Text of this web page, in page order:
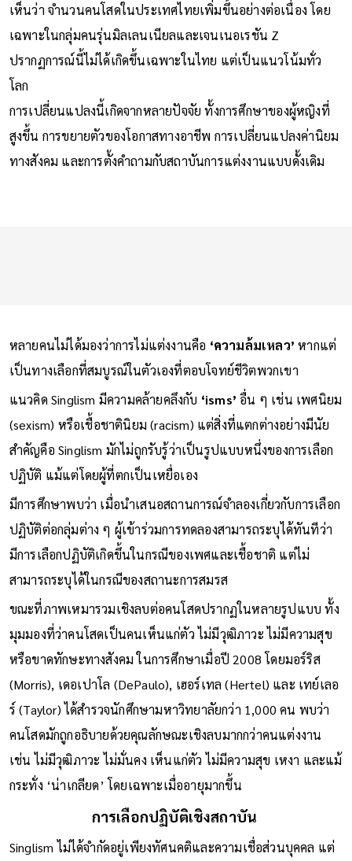
เห็นว่า จำนวนคนโสดในประเทศไทยเพิ่มขึ้นอย่างต่อเนื่อง โดย
เฉพาะในกลุ่มคนรุ่นมิลเลนเนียลและเจนเนอเรชัน Z
ปรากฏการณ์นี้ไม่ได้เกิดขึ้นเฉพาะในไทย แต่เป็นแนวโน้มทั่ว
โลก
การเปลี่ยนแปลงนี้เกิดจากหลายปัจจัย ทั้งการศึกษาของผู้หญิงที่
สูงขึ้น การขยายตัวของโอกาสทางอาชีพ การเปลี่ยนแปลงค่านิยม
ทางสังคม และการตั้งคำถามกับสถาบันการแต่งงานแบบดั้งเดิม
หลายคนไม่ได้มองว่าการไม่แต่งงานคือ ‘ความล้มเหลว’ หากแต่
เป็นทางเลือกที่สมบูรณ์ในตัวเองที่ตอบโจทย์ชีวิตพวกเขา
แนวคิด Singlism มีความคล้ายคลึงกับ ‘isms’ อื่น ๆ เช่น เพศนิยม
(sexism) หรือเชื้อชาตินิยม (racism) แต่สิ่งที่แตกต่างอย่างมีนัย
สำคัญคือ Singlism มักไม่ถูกรับรู้ว่าเป็นรูปแบบหนึ่งของการเลือก
ปฏิบัติ แม้แต่โดยผู้ที่ตกเป็นเหยื่อเอง
มีการศึกษาพบว่า เมื่อนำเสนอสถานการณ์จำลองเกี่ยวกับการเลือก
ปฏิบัติต่อกลุ่มต่าง ๆ ผู้เข้าร่วมการทดลองสามารถระบุได้ทันทีว่า
มีการเลือกปฏิบัติเกิดขึ้นในกรณีของเพศและเชื้อชาติ แต่ไม่
สามารถระบุได้ในกรณีของสถานะการสมรส
ขณะที่ภาพเหมารวมเชิงลบต่อคนโสดปรากฏในหลายรูปแบบ ทั้ง
มุมมองที่ว่าคนโสดเป็นคนเห็นแก่ตัว ไม่มีวุฒิภาวะ ไม่มีความสุข
หรือขาดทักษะทางสังคม ในการศึกษาเมื่อปี 2008 โดยมอร์ริส
(Morris), เดอเปาโล (DePaulo), เฮอร์เทล (Hertel) และ เทย์เลอ
ร์ (Taylor) ได้สำรวจนักศึกษามหาวิทยาลัยกว่า 1,000 คน พบว่า
คนโสดมักถูกอธิบายด้วยคุณลักษณะเชิงลบมากกว่าคนแต่งงาน
เช่น ไม่มีวุฒิภาวะ ไม่มั่นคง เห็นแก่ตัว ไม่มีความสุข เหงา และแม้
กระทั่ง ‘น่าเกลียด’ โดยเฉพาะเมื่ออายุมากขึ้น
การเลือกปฏิบัติเชิงสถาบัน
Singlism ไม่ได้จำกัดอยู่เพียงทัศนคติและความเชื่อส่วนบุคคล แต่